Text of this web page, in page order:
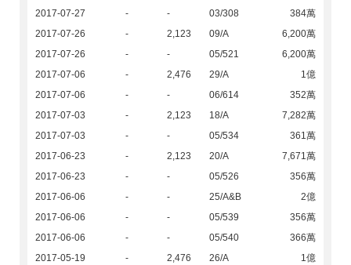
2017-07-27
- - 03/308
384萬
2017-07-26
- 2,123 09/A
6,200萬
2017-07-26
- - 05/521
6,200萬
2017-07-06
- 2,476 29/A
1億
2017-07-06
- - 06/614
352萬
2017-07-03
- 2,123 18/A
7,282萬
2017-07-03
- - 05/534
361萬
2017-06-23
- 2,123 20/A
7,671萬
2017-06-23
- - 05/526
356萬
2017-06-06
- - 25/A&B
2億
2017-06-06
- - 05/539
356萬
2017-06-06
- - 05/540
366萬
2017-05-19
- 2,476 26/A
1億